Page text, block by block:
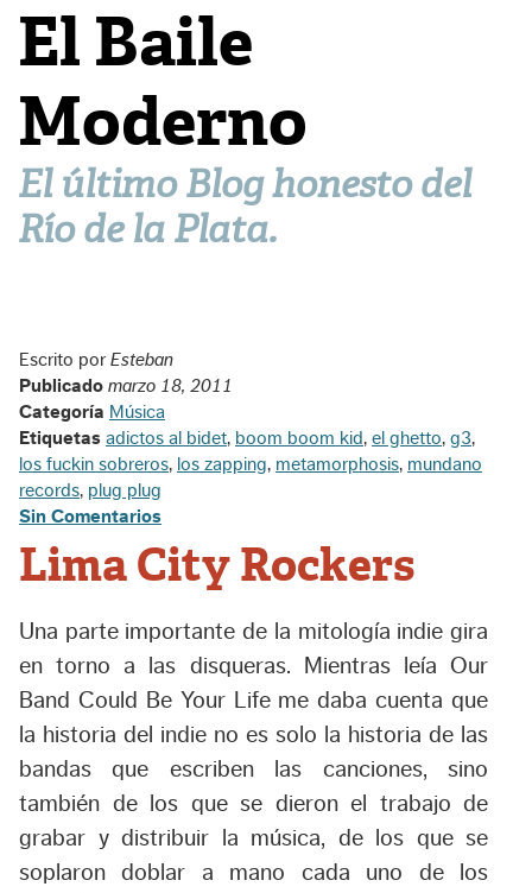
El Baile
Moderno
El último Blog honesto del
Río de la Plata.
Escrito porEsteban
Publicado marzo 18, 2011
Categoría Música
Etiquetas adictos al bidet, boom boom kid, el ghetto, g3,
los fuckin sobreros, los zapping, metamorphosis, mundano
records, plug plug
Sin Comentarios
Lima City Rockers
Una parte importante de la mitología indie gira
en torno a las disqueras. Mientras leía Our
Band Could Be Your Life me daba cuenta que
la historia del indie no es solo la historia de las
bandas que escriben las canciones, sino
también de los que se dieron el trabajo de
grabar y distribuir la música, de los que se
soplaron doblar a mano cada uno de los